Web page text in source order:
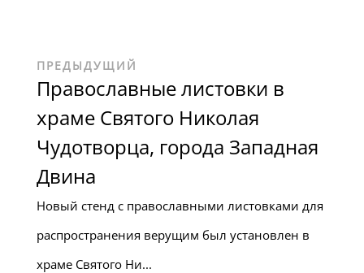
ПРЕДЫДУЩИЙ
Православные листовки в
храме Святого Николая
Чудотворца, города Западная
Двина
Новый стенд с православными листовками для
распространения верущим был установлен в
храме Святого Ни...